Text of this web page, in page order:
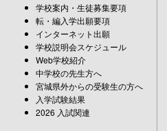
学校案内・生徒募集要項
転・編入学出願要項
インターネット出願
学校説明会スケジュール
Web学校紹介
中学校の先生方へ
宮城県外からの受験生の方へ
入学試験結果
2026 入試関連